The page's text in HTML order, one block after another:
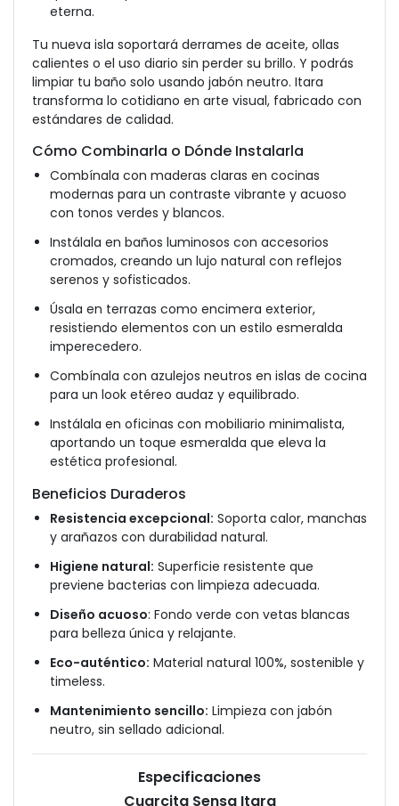
eterna.
Tu nueva isla soportará derrames de aceite, ollas
calientes o el uso diario sin perder su brillo. Y podrás
limpiar tu baño solo usando jabón neutro. Itara
transforma lo cotidiano en arte visual, fabricado con
estándares de calidad.
Cómo Combinarla o Dónde Instalarla
Combínala con maderas claras en cocinas
modernas para un contraste vibrante y acuoso
con tonos verdes y blancos.
Instálala en baños luminosos con accesorios
cromados, creando un lujo natural con reflejos
serenos y sofisticados.
Úsala en terrazas como encimera exterior,
resistiendo elementos con un estilo esmeralda
imperecedero.
Combínala con azulejos neutros en islas de cocina
para un look etéreo audaz y equilibrado.
Instálala en oficinas con mobiliario minimalista,
aportando un toque esmeralda que eleva la
estética profesional.
Beneficios Duraderos
Resistencia excepcional: Soporta calor, manchas
y arañazos con durabilidad natural.
Higiene natural: Superficie resistente que
previene bacterias con limpieza adecuada.
Diseño acuoso: Fondo verde con vetas blancas
para belleza única y relajante.
Eco-auténtico: Material natural 100%, sostenible y
timeless.
Mantenimiento sencillo: Limpieza con jabón
neutro, sin sellado adicional.
Especificaciones
Cuarcita Sensa Itara